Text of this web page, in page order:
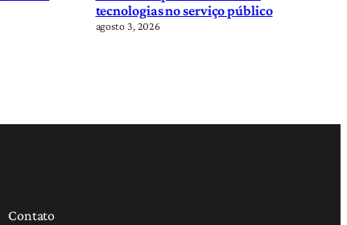
tecnologias no serviço público
agosto 3, 2026
Contato